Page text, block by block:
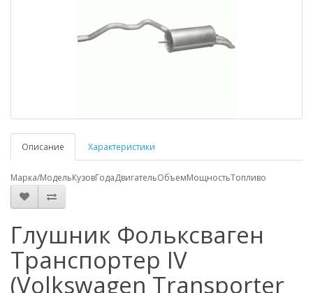
Описание Характеристики
Марка/МодельКузовГодаДвигательОбъемМощностьТопливо
Глушник Фольксваген
Транспортер IV
(Volkswagen Transporter